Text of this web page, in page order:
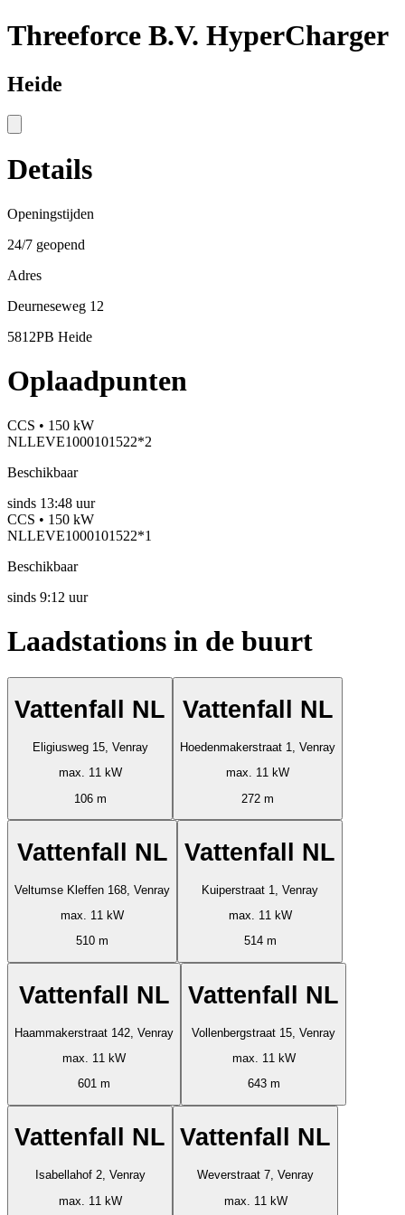
Threeforce B.V. HyperCharger
Heide
Details
Openingstijden
24/7 geopend
Adres
Deurneseweg 12
5812PB Heide
Oplaadpunten
CCS • 150 kW
NLLEVE1000101522*2
Beschikbaar
sinds 13:48 uur
CCS • 150 kW
NLLEVE1000101522*1
Beschikbaar
sinds 9:12 uur
Laadstations in de buurt
Vattenfall NL
Eligiusweg 15, Venray
max. 11 kW
106 m
Vattenfall NL
Hoedenmakerstraat 1, Venray
max. 11 kW
272 m
Vattenfall NL
Veltumse Kleffen 168, Venray
max. 11 kW
510 m
Vattenfall NL
Kuiperstraat 1, Venray
max. 11 kW
514 m
Vattenfall NL
Haammakerstraat 142, Venray
max. 11 kW
601 m
Vattenfall NL
Vollenbergstraat 15, Venray
max. 11 kW
643 m
Vattenfall NL
Isabellahof 2, Venray
max. 11 kW
Vattenfall NL
Weverstraat 7, Venray
max. 11 kW